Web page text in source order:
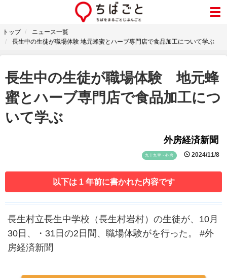
トップ
ニュース一覧
長生中の生徒が職場体験 地元蜂蜜とハーブ専門店で食品加工について学ぶ
長生中の生徒が職場体験 地元蜂
蜜とハーブ専門店で食品加工につ
いて学ぶ
外房経済新聞
九十九里・外房 2024/11/8
以下は 1 年前に書かれた内容です
長生村立長生中学校（長生村岩村）の生徒が、10月
30日、・31日の2日間、職場体験がを行った。 #外
房経済新聞